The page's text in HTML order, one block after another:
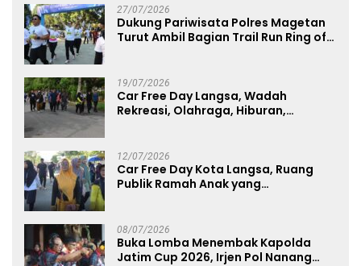
27/07/2026
Dukung Pariwisata Polres Magetan
Turut Ambil Bagian Trail Run Ring of
19/07/2026
Car Free Day Langsa, Wadah
Rekreasi, Olahraga, Hiburan,
12/07/2026
Car Free Day Kota Langsa, Ruang
Publik Ramah Anak yang
08/07/2026
Buka Lomba Menembak Kapolda
Jatim Cup 2026, Irjen Pol Nanang